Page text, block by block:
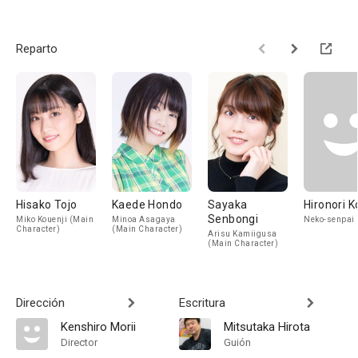
Reparto
Hisako Tojo
Miko Kouenji (Main
Character)
Kaede Hondo
Minoa Asagaya
(Main Character)
Sayaka
Senbongi
Arisu Kamiigusa
(Main Character)
Hironori
Neko-senpai
Dirección
Kenshiro Morii
Director
Escritura
Mitsutaka Hirota
Guión